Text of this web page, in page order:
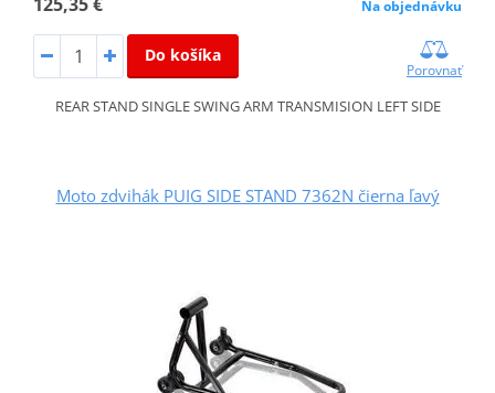
Na objednávku
Do košíka
Porovnať
REAR STAND SINGLE SWING ARM TRANSMISION LEFT SIDE
Moto zdvihák PUIG SIDE STAND 7362N čierna ľavý